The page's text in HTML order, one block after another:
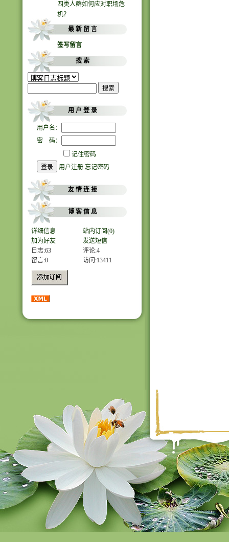
四类人群如何应对职场危
机？
最 新 留 言
签写留言
搜 索
用 户 登 录
用户名：
密 码：
记住密码
用户注册 忘记密码
友 情 连 接
博 客 信 息
详细信息
站内订阅(0)
加为好友
发送短信
日志:63
评论:4
留言:0
访问:13411